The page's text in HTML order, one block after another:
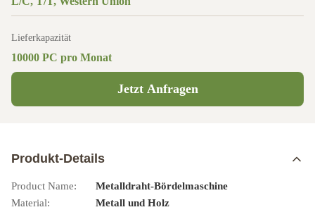
Lieferkapazität
10000 PC pro Monat
Jetzt Anfragen
Produkt-Details
Product Name:
Metalldraht-Bördelmaschine
Material:
Metall und Holz